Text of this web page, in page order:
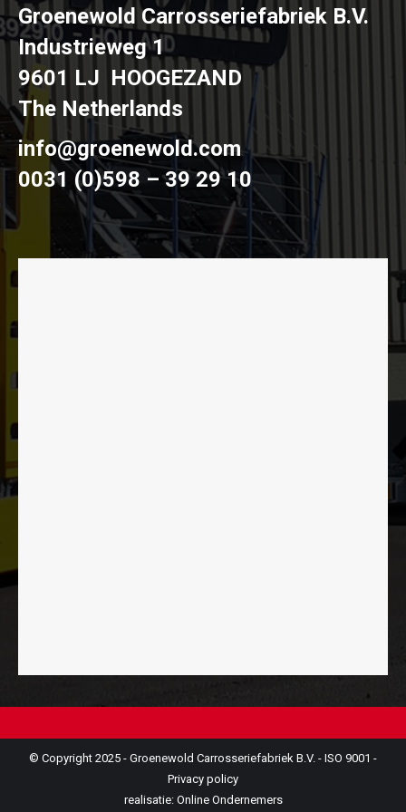
Groenewold Carrosseriefabriek B.V.
Industrieweg 1
9601 LJ HOOGEZAND
The Netherlands
info@groenewold.com
0031 (0)598 – 39 29 10
© Copyright 2025 - Groenewold Carrosseriefabriek B.V. - ISO 9001 -
Privacy policy
realisatie: Online Ondernemers